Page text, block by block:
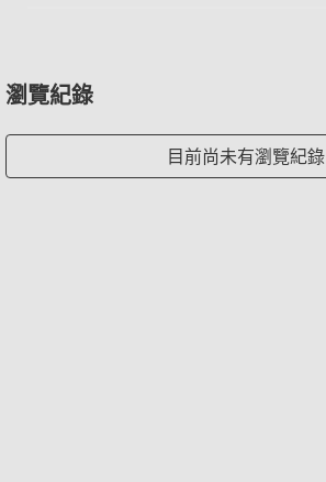
瀏覽紀錄
目前尚未有瀏覽紀錄